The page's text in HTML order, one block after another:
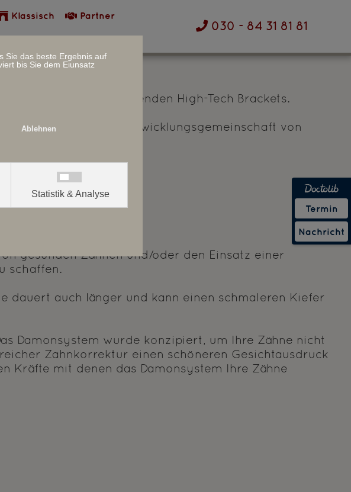
Sie das beste Ergebnis auf
bis Sie dem Eiunsatz
Ablehnen
Statistik & Analyse
Klassisch
Partner
030 - 84 31 81 81
mit selbstligierenden High-Tech Brackets.
die weltweite Eintwicklungsgemeinschaft von
wünschen:
gesunden Zähnen und/oder den Einsatz einer
schaffen.
dauert auch länger und kann einen schmaleren Kiefer
Damonsystem wurde konzipiert, um Ihre Zähne nicht
Zahnkorrektur einen schöneren Gesichtausdruck
Kräfte mit denen das Damonsystem Ihre Zähne
Termin
Nachricht